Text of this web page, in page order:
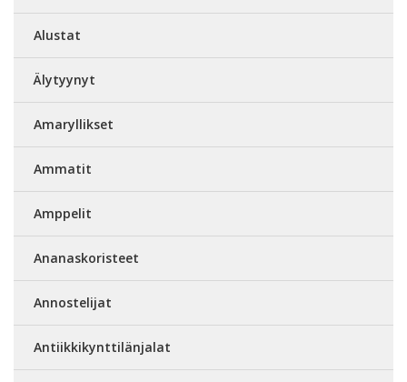
Alustat
Älytyynyt
Amaryllikset
Ammatit
Amppelit
Ananaskoristeet
Annostelijat
Antiikkikynttilänjalat